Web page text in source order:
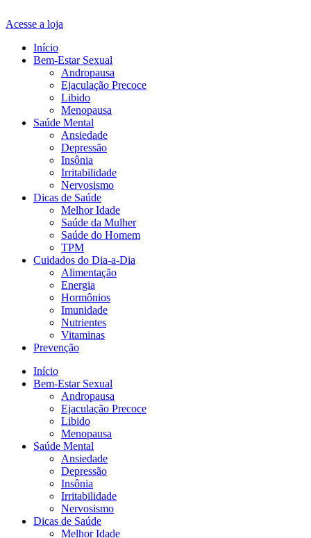
Acesse a loja
Início
Bem-Estar Sexual
Andropausa
Ejaculação Precoce
Libido
Menopausa
Saúde Mental
Ansiedade
Depressão
Insônia
Irritabilidade
Nervosismo
Dicas de Saúde
Melhor Idade
Saúde da Mulher
Saúde do Homem
TPM
Cuidados do Dia-a-Dia
Alimentação
Energia
Hormônios
Imunidade
Nutrientes
Vitaminas
Prevenção
Início
Bem-Estar Sexual
Andropausa
Ejaculação Precoce
Libido
Menopausa
Saúde Mental
Ansiedade
Depressão
Insônia
Irritabilidade
Nervosismo
Dicas de Saúde
Melhor Idade